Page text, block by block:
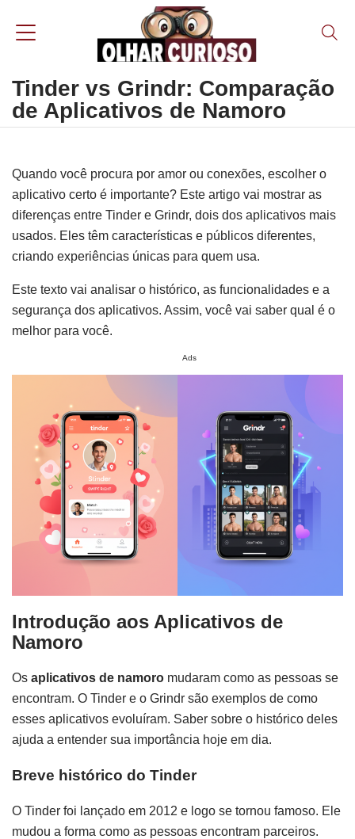
Tinder vs Grindr: Comparação
de Aplicativos de Namoro
Quando você procura por amor ou conexões, escolher o
aplicativo certo é importante? Este artigo vai mostrar as
diferenças entre Tinder e Grindr, dois dos aplicativos mais
usados. Eles têm características e públicos diferentes,
criando experiências únicas para quem usa.
Este texto vai analisar o histórico, as funcionalidades e a
segurança dos aplicativos. Assim, você vai saber qual é o
melhor para você.
Ads
Introdução aos Aplicativos de
Namoro
Os aplicativos de namoro mudaram como as pessoas se
encontram. O Tinder e o Grindr são exemplos de como
esses aplicativos evoluíram. Saber sobre o histórico deles
ajuda a entender sua importância hoje em dia.
Breve histórico do Tinder
O Tinder foi lançado em 2012 e logo se tornou famoso. Ele
mudou a forma como as pessoas encontram parceiros.